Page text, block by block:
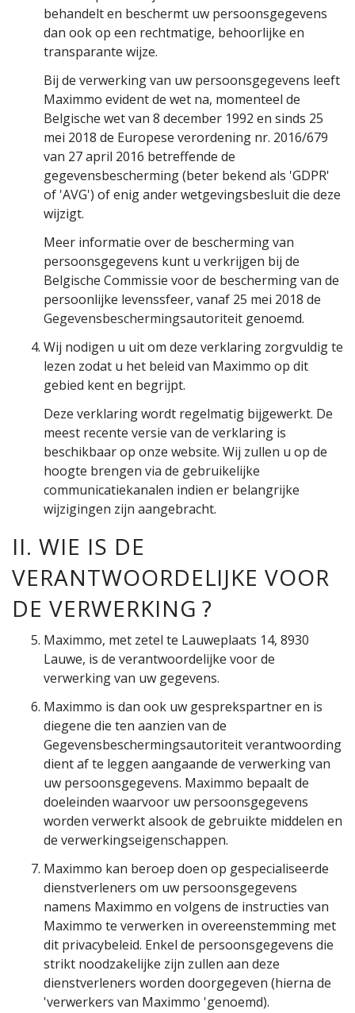
behandelt en beschermt uw persoonsgegevens
dan ook op een rechtmatige, behoorlijke en
transparante wijze.
Bij de verwerking van uw persoonsgegevens leeft
Maximmo evident de wet na, momenteel de
Belgische wet van 8 december 1992 en sinds 25
mei 2018 de Europese verordening nr. 2016/679
van 27 april 2016 betreffende de
gegevensbescherming (beter bekend als 'GDPR'
of 'AVG') of enig ander wetgevingsbesluit die deze
wijzigt.
Meer informatie over de bescherming van
persoonsgegevens kunt u verkrijgen bij de
Belgische Commissie voor de bescherming van de
persoonlijke levenssfeer, vanaf 25 mei 2018 de
Gegevensbeschermingsautoriteit genoemd.
Wij nodigen u uit om deze verklaring zorgvuldig te
lezen zodat u het beleid van Maximmo op dit
gebied kent en begrijpt.
Deze verklaring wordt regelmatig bijgewerkt. De
meest recente versie van de verklaring is
beschikbaar op onze website. Wij zullen u op de
hoogte brengen via de gebruikelijke
communicatiekanalen indien er belangrijke
wijzigingen zijn aangebracht.
II. WIE IS DE
VERANTWOORDELIJKE VOOR
DE VERWERKING ?
Maximmo, met zetel te Lauweplaats 14, 8930
Lauwe, is de verantwoordelijke voor de
verwerking van uw gegevens.
Maximmo is dan ook uw gesprekspartner en is
diegene die ten aanzien van de
Gegevensbeschermingsautoriteit verantwoording
dient af te leggen aangaande de verwerking van
uw persoonsgegevens. Maximmo bepaalt de
doeleinden waarvoor uw persoonsgegevens
worden verwerkt alsook de gebruikte middelen en
de verwerkingseigenschappen.
Maximmo kan beroep doen op gespecialiseerde
dienstverleners om uw persoonsgegevens
namens Maximmo en volgens de instructies van
Maximmo te verwerken in overeenstemming met
dit privacybeleid. Enkel de persoonsgegevens die
strikt noodzakelijke zijn zullen aan deze
dienstverleners worden doorgegeven (hierna de
'verwerkers van Maximmo 'genoemd).